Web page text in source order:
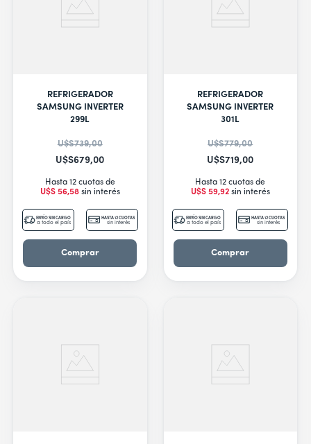
REFRIGERADOR
SAMSUNG INVERTER
299L
U$S739,00
U$S679,00
Hasta 12 cuotas de
U$S 56,58sin interés
ENVÍO SIN CARGO
a todo el país
HASTA 12 CUOTAS
sin interés
Comprar
REFRIGERADOR
SAMSUNG INVERTER
301L
U$S779,00
U$S719,00
Hasta 12 cuotas de
U$S 59,92sin interés
ENVÍO SIN CARGO
a todo el país
HASTA 12 CUOTAS
sin interés
Comprar